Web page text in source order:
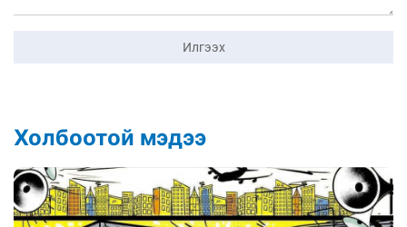
Илгээх
Холбоотой мэдээ